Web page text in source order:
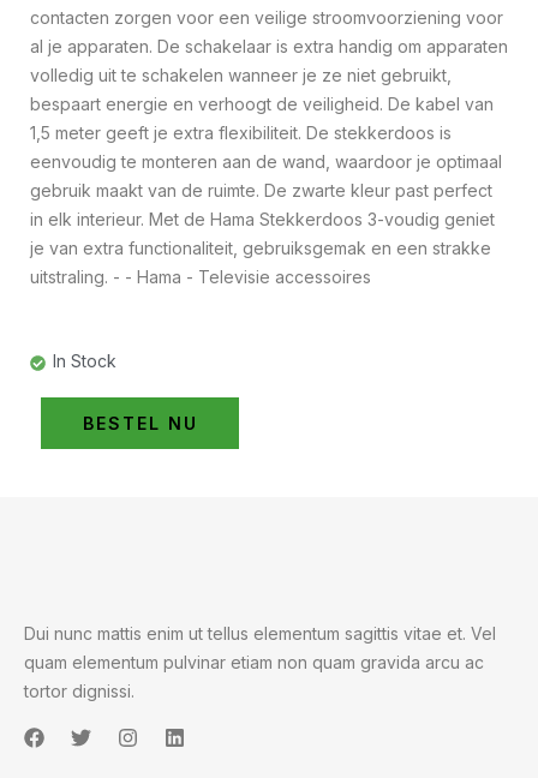
contacten zorgen voor een veilige stroomvoorziening voor
al je apparaten. De schakelaar is extra handig om apparaten
volledig uit te schakelen wanneer je ze niet gebruikt,
bespaart energie en verhoogt de veiligheid. De kabel van
1,5 meter geeft je extra flexibiliteit. De stekkerdoos is
eenvoudig te monteren aan de wand, waardoor je optimaal
gebruik maakt van de ruimte. De zwarte kleur past perfect
in elk interieur. Met de Hama Stekkerdoos 3-voudig geniet
je van extra functionaliteit, gebruiksgemak en een strakke
uitstraling. - - Hama - Televisie accessoires
In Stock
BESTEL NU
Dui nunc mattis enim ut tellus elementum sagittis vitae et. Vel
quam elementum pulvinar etiam non quam gravida arcu ac
tortor dignissi.